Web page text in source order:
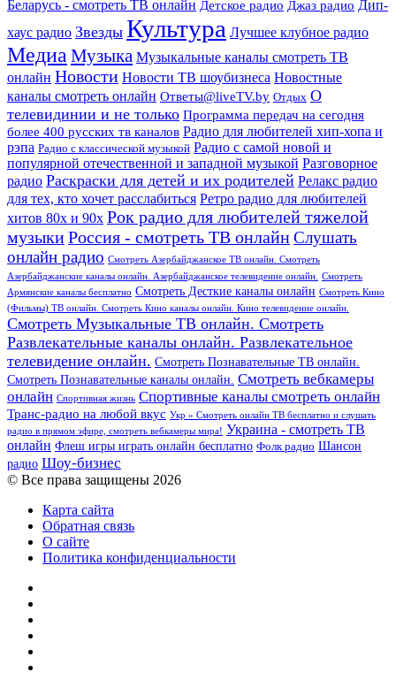
Беларусь - смотреть ТВ онлайн Детское радио Джаз радио Дип-
хаус радио Звезды Культура Лучшее клубное радио
Медиа Музыка Музыкальные каналы смотреть ТВ
онлайн Новости Новости ТВ шоубизнеса Новостные
каналы смотреть онлайн Ответы@liveTV.by Отдых О
телевидинии и не только Программа передач на сегодня
более 400 русских тв каналов Радио для любителей хип-хопа и
рэпа Радио с классической музыкой Радио с самой новой и
популярной отечественной и западной музыкой Разговорное
радио Раскраски для детей и их родителей Релакс радио
для тех, кто хочет расслабиться Ретро радио для любителей
хитов 80х и 90х Рок радио для любителей тяжелой
музыкиРоссия - смотреть ТВ онлайнСлушать
онлайн радио Смотреть Азербайджанское ТВ онлайн. Смотреть
Азербайджанские каналы онлайн. Азербайджанское телевидение онлайн.
Смотреть
Армянские каналы бесплатно Смотреть Десткие каналы онлайн Смотреть Кино
(Фильмы) ТВ онлайн. Смотреть Кино каналы онлайн. Кино телевидение онлайн.
Смотреть Музыкальные ТВ онлайн. Смотреть
Развлекательные каналы онлайн. Развлекательное
телевидение онлайн. Смотреть Познавательные ТВ онлайн.
Смотреть Познавательные каналы онлайн. Смотреть вебкамеры
онлайн Спортивная жизнь Спортивные каналы смотреть онлайн
Транс-радио на любой вкус Укр » Смотреть онлайн ТВ бесплатно и слушать
радио в прямом эфире, смотреть вебкамеры мира! Украина - смотреть ТВ
онлайн Флеш игры играть онлайн бесплатно Фолк радио Шансон
радио Шоу-бизнес
© Все права защищены 2026
Карта сайта
Обратная связь
О сайте
Политика конфиденциальности